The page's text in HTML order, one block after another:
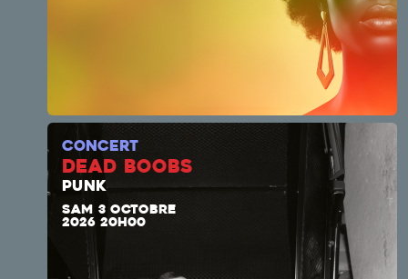
CONCERT
DEAD BOOBS
PUNK
SAM 3 OCTOBRE
2026 20H00